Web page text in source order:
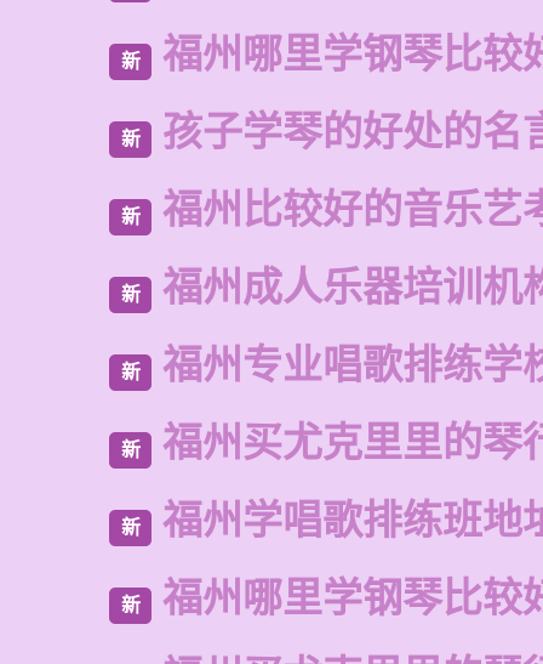
新 福州哪里学钢琴比较
新 孩子学琴的好处的名
新 福州比较好的音乐艺
新 福州成人乐器培训机
新 福州专业唱歌排练学
新 福州买尤克里里的琴
新 福州学唱歌排练班地
新 福州哪里学钢琴比较